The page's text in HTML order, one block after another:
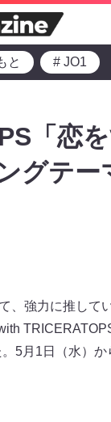
と # JO1
「恋
グテー
、強力に推して
5月1日（水）